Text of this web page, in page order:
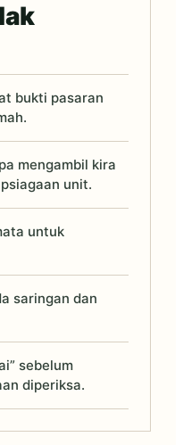
bukti pasaran
mengambil kira
unit.
untuk
saringan dan
sebelum
diperiksa.